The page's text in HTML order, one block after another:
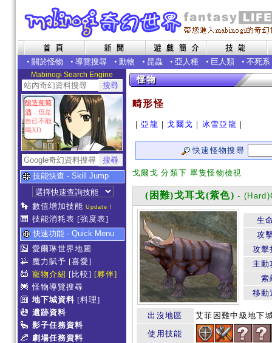
• 關於怪物 • 導覽搜尋 • 動物 • 昆蟲 • 亞人種 • 巨人類 • 不死系
Mabinogi Search Engine
釀造葡萄
酒 ，但是
自己不能
喝XD
技能快查 - Skill Jump
數值增加技能 Update !
技能消耗表 [強度表]
快速功能 - Quick Menu
愛爾琳世界地圖
魔力賦予 [喜愛]
寵物介紹 [比較] [夥伴]
怪物導覽搜尋
地下城資料 [料理]
遺跡資料
影子任務資料
劇場任務資料
畸形怪
｜亞龍 ｜戈爾戈 ｜ 冰雪亞龍 ｜
快速怪物搜尋
戈爾戈 分類下 單隻怪物檢視
(困難)戈耳戈(紫色) -
生
攻
攻擊
主動
索
移動
出沒地區
艾菲困難中級地下
使用技能